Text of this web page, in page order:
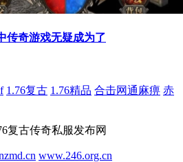
传奇游戏无疑成为了
1.76复古 1.76精品 合击网通麻痹 赤
复古传奇私服发布网
www.246.org.cn